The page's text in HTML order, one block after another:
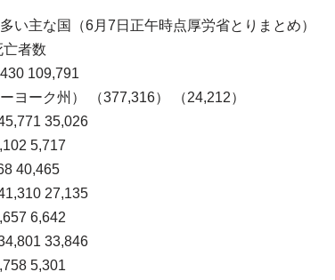
い主な国（6月7日正午時点厚労省とりまとめ）
者数
109,791
ーヨーク州） （377,316） （24,212）
35,026
5,717
40,465
27,135
6,642
33,846
5,301